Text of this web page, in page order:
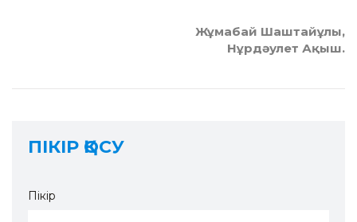
Жұмабай Шаштайұлы,
Нұрдәулет Ақыш.
ПІКІР ҚОСУ
Пікір